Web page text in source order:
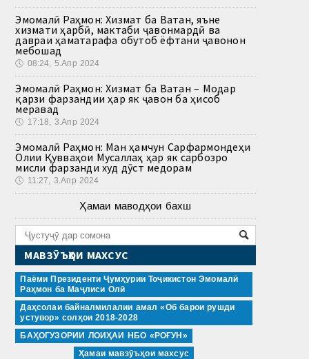
Эмомалӣ Раҳмон: Хизмат ба Ватан, яъне
хизмати ҳарбӣ, мактаби ҷавонмардӣ ва
давраи ҳаматарафа обутоб ёфтани ҷавонон
мебошад
🕔 08:24, 5.Апр 2024
Эмомалӣ Раҳмон: Хизмат ба Ватан – Модар
қарзи фарзандии ҳар як ҷавон ба ҳисоб
меравад
🕔 17:18, 3.Апр 2024
Эмомалӣ Раҳмон: Ман ҳамчун Сарфармондеҳи
Олии Қувваҳои Мусаллаҳ ҳар як сарбозро
мисли фарзанди худ дӯст медорам
🕔 11:27, 3.Апр 2024
Ҳамаи маводҳои бахш
МАВЗӮЪҲОИ МАХСУС
Паёми Президенти Ҷумҳурии Тоҷикистон Эмомалӣ
Раҳмон ба Маҷлиси Олӣ
Даҳсолаи байналмилалии амал «Об барои рушди
устувор» солҳои 2018-2028
БАҲОГУЗОРИИ ЛОИҲАИ НБО «РОҒУН»
Ҳамаи мавзӯъҳои махсус